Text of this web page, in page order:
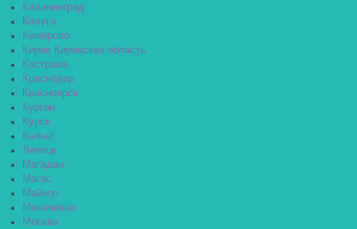
Калининград
Калуга
Кемерово
Киров Кировская область
Кострома
Краснодар
Красноярск
Курган
Курск
Кызыл
Липецк
Магадан
Магас
Майкоп
Махачкала
Москва